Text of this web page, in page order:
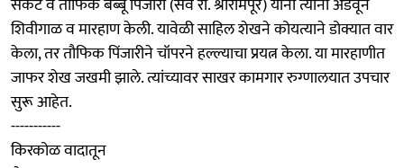
शिवीगाळ व मारहाण केली. यावेळी साहिल शेखने कोयत्याने डोक्यात वार
केला, तर तौफिक पिंजारीने चॉपरने हल्ल्याचा प्रयत्न केला. या मारहाणीत
जाफर शेख जखमी झाले. त्यांच्यावर साखर कामगार रुग्णालयात उपचार
सुरू आहेत.
-----------
किरकोळ वादातून